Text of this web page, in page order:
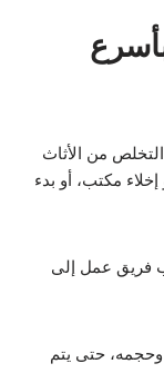
من الأثاث
مكتب، أو بدء
فريق عمل إلى
وحجمه، حتى يتم